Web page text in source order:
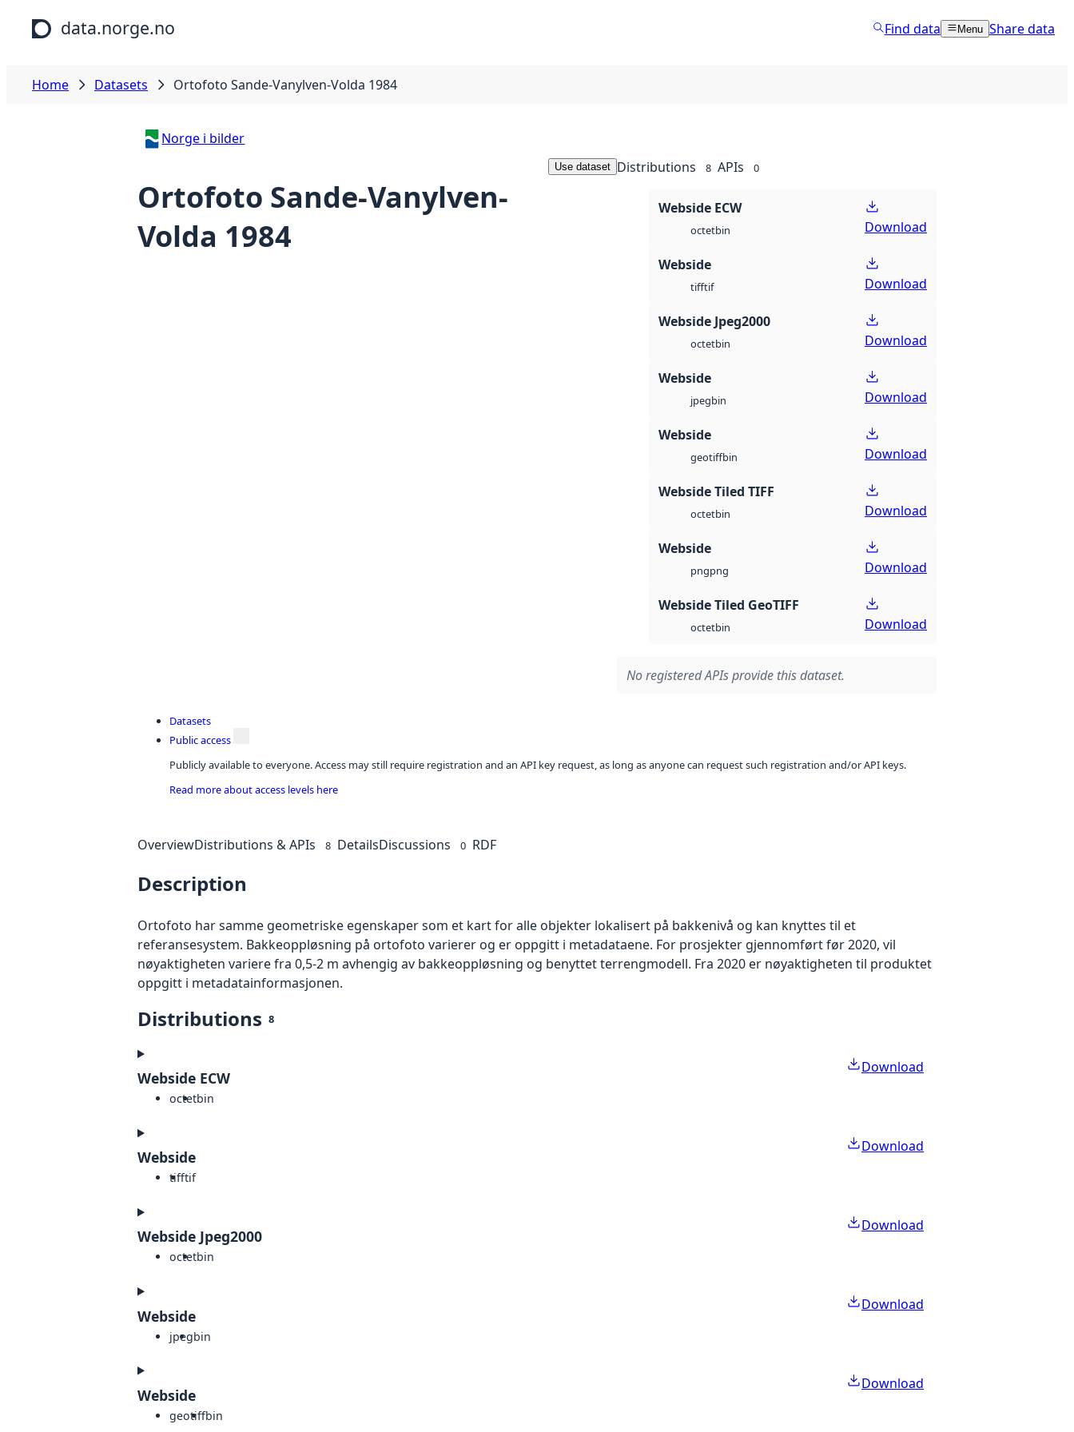
Skip to main content
data.norge.no Find data Menu Share data
Home Datasets Ortofoto Sande-Vanylven-Volda 1984
Norge i bilder
Ortofoto Sande-Vanylven-
Volda 1984
Use dataset Distributions 8 APIs 0
Webside ECW
octetbin Download
Webside
tifftif Download
Webside Jpeg2000
octetbin Download
Webside
jpegbin Download
Webside
geotiffbin Download
Webside Tiled TIFF
octetbin Download
Webside
pngpng Download
Webside Tiled GeoTIFF
octetbin Download
No registered APIs provide this dataset.
Datasets
Public access
Publicly available to everyone. Access may still require registration and an API key request, as long as anyone can request such registration and/or API keys.
Read more about access levels here
OverviewDistributions & APIs 8 DetailsDiscussions 0 RDF
Description
Ortofoto har samme geometriske egenskaper som et kart for alle objekter lokalisert på bakkenivå og kan knyttes til et
referansesystem. Bakkeoppløsning på ortofoto varierer og er oppgitt i metadataene. For prosjekter gjennomført før 2020, vil
nøyaktigheten variere fra 0,5-2 m avhengig av bakkeoppløsning og benyttet terrengmodell. Fra 2020 er nøyaktigheten til produktet
oppgitt i metadatainformasjonen.
Distributions 8
Webside ECW
octetbin
Download
Webside
tifftif
Download
Webside Jpeg2000
octetbin
Download
Webside
jpegbin
Download
Webside
geotiffbin
Download